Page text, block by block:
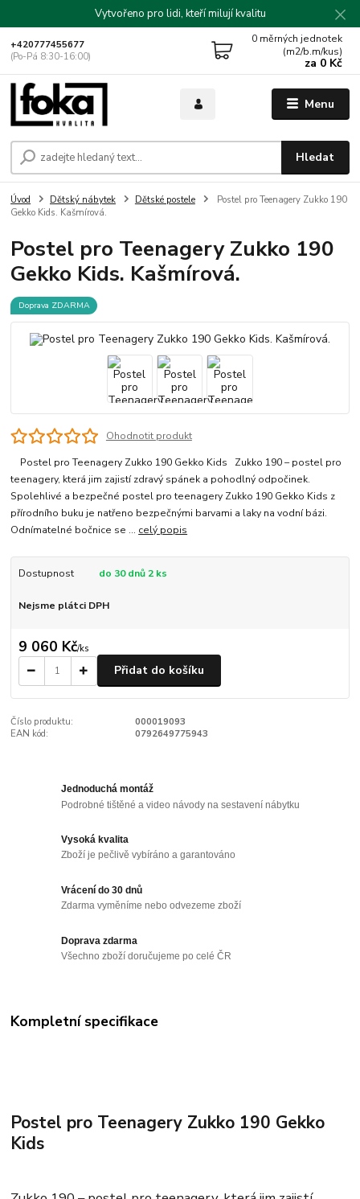
Vytvořeno pro lidi, kteří milují kvalitu
Menu
Hledat
+420777455677
(Po-Pá 8:30-16:00)
0 měrných jednotek
(m2/b.m/kus)
za 0 Kč
Úvod Dětský nábytek Dětské postele
Postel pro Teenagery Zukko 190
Gekko Kids. Kašmírová.
Postel pro Teenagery Zukko 190
Gekko Kids. Kašmírová.
Doprava ZDARMA
Ohodnotit produkt
Postel pro Teenagery Zukko 190 Gekko Kids Zukko 190 – postel pro
teenagery, která jim zajistí zdravý spánek a pohodlný odpočinek.
Spolehlivé a bezpečné postel pro teenagery Zukko 190 Gekko Kids z
přírodního buku je natřeno bezpečnými barvami a laky na vodní bázi.
Odnímatelné bočnice se ... celý popis
Dostupnost do 30 dnů 2 ks
Nejsme plátci DPH
9 060 Kč/ks
Přidat do košíku
Číslo produktu:
000019093
EAN kód:
0792649775943
Jednoduchá montáž
Podrobné tištěné a video návody na sestavení nábytku
Vysoká kvalita
Zboží je pečlivě vybíráno a garantováno
Vrácení do 30 dnů
Zdarma vyměníme nebo odvezeme zboží
Doprava zdarma
Všechno zboží doručujeme po celé ČR
Kompletní specifikace
Postel pro Teenagery Zukko 190 Gekko
Kids